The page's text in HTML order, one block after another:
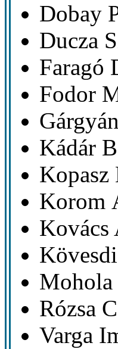
Dobay
Ducza
Faragó
Fodor
Kádár
Korom
Mohola
Rózsa
Varga